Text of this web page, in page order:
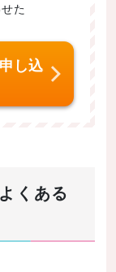
た
し込
くある